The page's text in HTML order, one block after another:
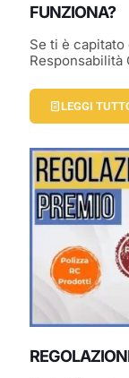
FUNZIONA?
Se ti è
Responsabilità
LEGGI